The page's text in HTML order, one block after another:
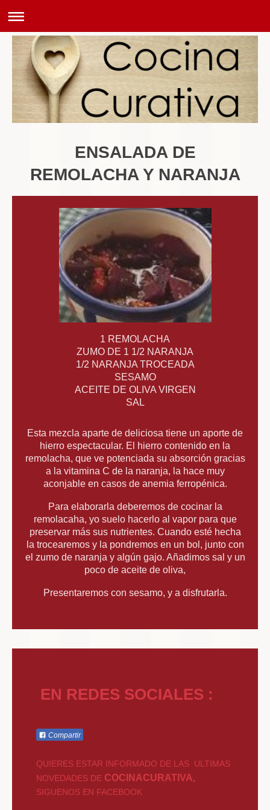
ENSALADA DE
REMOLACHA Y NARANJA
1 REMOLACHA
ZUMO DE 1 1/2 NARANJA
1/2 NARANJA TROCEADA
SESAMO
ACEITE DE OLIVA VIRGEN
SAL
Esta mezcla aparte de deliciosa tiene un aporte de
hierro espectacular. El hierro contenido en la
remolacha, que ve potenciada su absorción gracias
a la vitamina C de la naranja, la hace muy
aconjable en casos de anemia ferropénica.
Para elaborarla deberemos de cocinar la
remolacaha, yo suelo hacerlo al vapor para que
preservar más sus nutrientes. Cuando esté hecha
la trocearemos y la pondremos en un bol, junto con
el zumo de naranja y algún gajo. Añadimos sal y un
poco de aceite de oliva,
Presentaremos con sesamo, y a disfrutarla.
EN REDES SOCIALES :
Compartir
QUIERES ESTAR INFORMADO DE LAS ULTIMAS
NOVEDADES DE COCINACURATIVA,
SIGUENOS EN FACEBOOK